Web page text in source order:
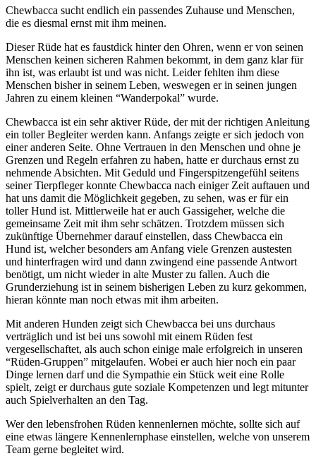
Chewbacca sucht endlich ein passendes Zuhause und Menschen,
die es diesmal ernst mit ihm meinen.
Dieser Rüde hat es faustdick hinter den Ohren, wenn er von seinen
Menschen keinen sicheren Rahmen bekommt, in dem ganz klar für
ihn ist, was erlaubt ist und was nicht. Leider fehlten ihm diese
Menschen bisher in seinem Leben, weswegen er in seinen jungen
Jahren zu einem kleinen “Wanderpokal” wurde.
Chewbacca ist ein sehr aktiver Rüde, der mit der richtigen Anleitung
ein toller Begleiter werden kann. Anfangs zeigte er sich jedoch von
einer anderen Seite. Ohne Vertrauen in den Menschen und ohne je
Grenzen und Regeln erfahren zu haben, hatte er durchaus ernst zu
nehmende Absichten. Mit Geduld und Fingerspitzengefühl seitens
seiner Tierpfleger konnte Chewbacca nach einiger Zeit auftauen und
hat uns damit die Möglichkeit gegeben, zu sehen, was er für ein
toller Hund ist. Mittlerweile hat er auch Gassigeher, welche die
gemeinsame Zeit mit ihm sehr schätzen. Trotzdem müssen sich
zukünftige Übernehmer darauf einstellen, dass Chewbacca ein
Hund ist, welcher besonders am Anfang viele Grenzen austesten
und hinterfragen wird und dann zwingend eine passende Antwort
benötigt, um nicht wieder in alte Muster zu fallen. Auch die
Grunderziehung ist in seinem bisherigen Leben zu kurz gekommen,
hieran könnte man noch etwas mit ihm arbeiten.
Mit anderen Hunden zeigt sich Chewbacca bei uns durchaus
verträglich und ist bei uns sowohl mit einem Rüden fest
vergesellschaftet, als auch schon einige male erfolgreich in unseren
“Rüden-Gruppen” mitgelaufen. Wobei er auch hier noch ein paar
Dinge lernen darf und die Sympathie ein Stück weit eine Rolle
spielt, zeigt er durchaus gute soziale Kompetenzen und legt mitunter
auch Spielverhalten an den Tag.
Wer den lebensfrohen Rüden kennenlernen möchte, sollte sich auf
eine etwas längere Kennenlernphase einstellen, welche von unserem
Team gerne begleitet wird.